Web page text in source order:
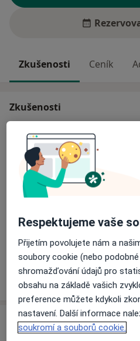
Zkušenosti Ceník
Zkušenosti
Radiologie a zobrazovací
Hlavní léčená onemocnění
Bolesti břicha
Dospělí
Děti
Více
o
Služby a ceník služeb
Respektujeme vaše
Přijetím povolujete nám a
soubory cookie (nebo
shromažďování údajů pro
obsahu na základě vašich
preference můžete kdykoli
nastavení. Další informace
soukromí a souborů cookie.